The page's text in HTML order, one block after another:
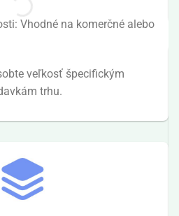
Vhodné na komerčné alebo
veľkosť špecifickým
trhu.